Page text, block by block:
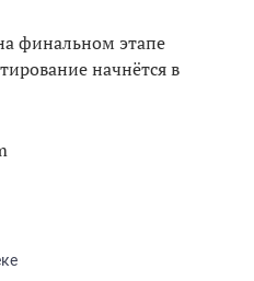
финальном этапе
начнётся в